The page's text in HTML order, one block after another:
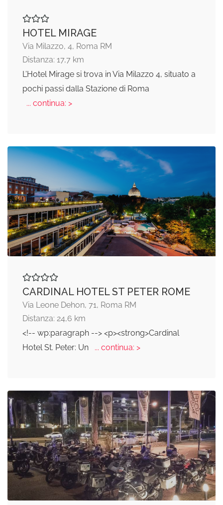
HOTEL MIRAGE
Via Milazzo, 4, Roma RM
Distanza: 17,7 km
L’Hotel Mirage si trova in Via Milazzo 4, situato a
pochi passi dalla Stazione di Roma
... continua: >
CARDINAL HOTEL ST PETER ROME
Via Leone Dehon, 71, Roma RM
Distanza: 24,6 km
<!-- wp:paragraph --> <p><strong>Cardinal
Hotel St. Peter: Un
... continua: >